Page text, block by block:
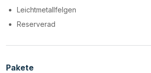
Leichtmetallfelgen
Reserverad
Pakete